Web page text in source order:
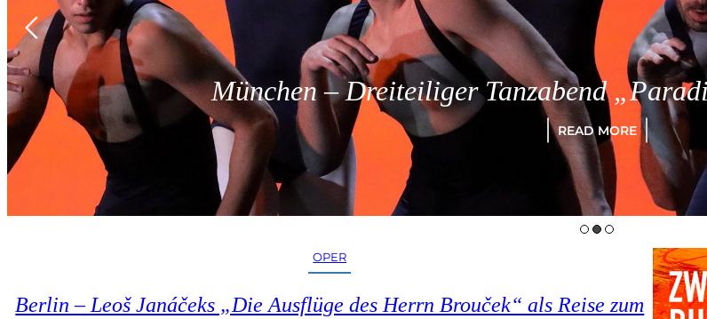
München – Dreiteiliger Tanzabend
READ MORE
OPER
Berlin – Leoš Janáčeks „Die Ausflüge des Herrn Brouček“ als Reise zum